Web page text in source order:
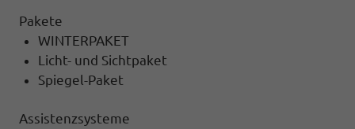
Pakete
WINTERPAKET
Licht- und Sichtpaket
Spiegel-Paket
Assistenzsysteme